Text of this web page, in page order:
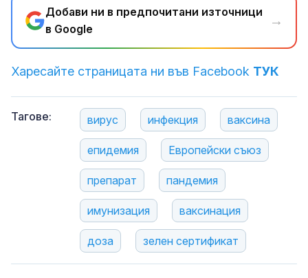
Добави ни в предпочитани източници
в Google
→
Харесайте страницата ни във Facebook ТУК
Тагове: вирус инфекция ваксина
епидемия Европейски съюз
препарат пандемия
имунизация ваксинация
доза зелен сертификат